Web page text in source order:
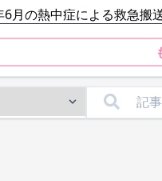
6月の熱中症による救急